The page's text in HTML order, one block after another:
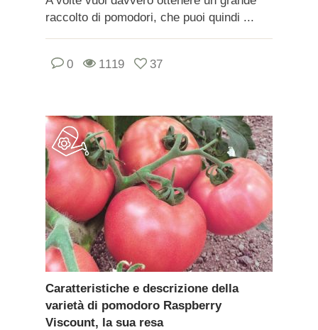
raccolto di pomodori, che puoi quindi ...
0 1119 37
Caratteristiche e descrizione della
varietà di pomodoro Raspberry
Viscount, la sua resa